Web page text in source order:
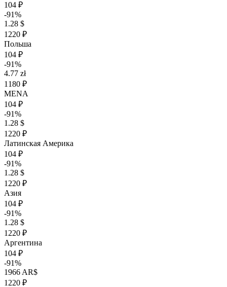
104 ₽
-91%
1.28 $
1220 ₽
Польша
104 ₽
-91%
4.77 zł
1180 ₽
MENA
104 ₽
-91%
1.28 $
1220 ₽
Латинская Америка
104 ₽
-91%
1.28 $
1220 ₽
Азия
104 ₽
-91%
1.28 $
1220 ₽
Аргентина
104 ₽
-91%
1966 AR$
1220 ₽